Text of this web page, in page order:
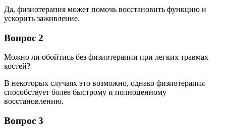
Да, физиотерапия может помочь восстановить функцию и
ускорить заживление.
Вопрос 2
Можно ли обойтись без физиотерапии при легких травмах
костей?
В некоторых случаях это возможно, однако физиотерапия
способствует более быстрому и полноценному
восстановлению.
Вопрос 3